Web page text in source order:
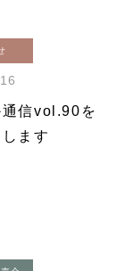
通信vol.90を
ます